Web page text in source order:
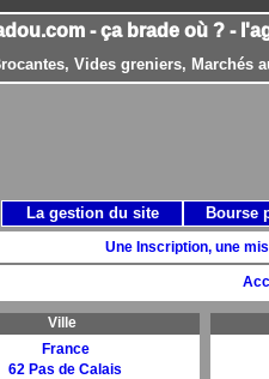
- ça brade où ? -
Vides greniers, Marchés
Une Inscription, une
Ville
France
62 Pas de Calais
La gestion du site Bourse